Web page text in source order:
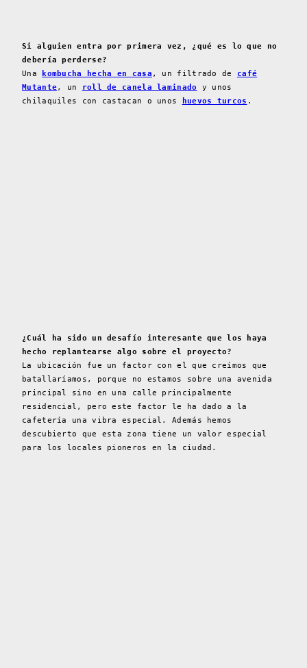
Si alguien entra por primera vez, ¿qué es lo que no
debería perderse?
Una
kombucha hecha en casa , un filtrado de café
Mutante, un roll de canela laminado
y unos
chilaquiles con castacan o unos
huevos turcos .
¿Cuál ha sido un desafío interesante que los haya
hecho replantearse algo sobre el proyecto?
La ubicación fue un factor con el que creímos que
batallaríamos, porque no estamos sobre una avenida
principal sino en una calle principalmente
residencial, pero este factor le ha dado a la
cafetería una vibra especial. Además hemos
descubierto que esta zona tiene un valor especial
para los locales pioneros en la ciudad.